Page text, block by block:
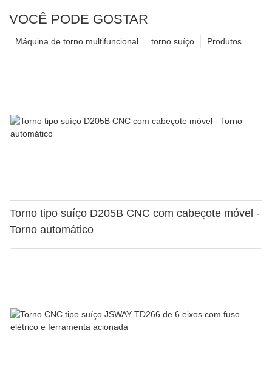
VOCÊ PODE GOSTAR
Produtos
torno suíço
Máquina de torno multifuncional
Torno tipo suíço D205B CNC com cabeçote móvel -
Torno automático